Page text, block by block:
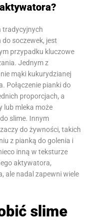
tradycyjnych
soczewek, jest
przypadku kluczowe
Jednym z
mąki kukurydzianej
Połączenie pianki do
proporcjach, a
lub mleka może
slime. Innym
do żywności, takich
z pianką do golenia i
inną w teksturze
aktywatora,
ale nadal zapewni wiele
slime